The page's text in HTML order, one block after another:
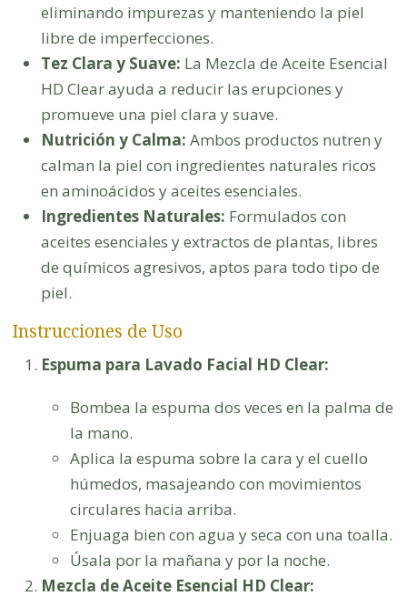
eliminando impurezas y manteniendo la piel
libre de imperfecciones.
Tez Clara y Suave: La Mezcla de Aceite Esencial
HD Clear ayuda a reducir las erupciones y
promueve una piel clara y suave.
Nutrición y Calma: Ambos productos nutren y
calman la piel con ingredientes naturales ricos
en aminoácidos y aceites esenciales.
Ingredientes Naturales: Formulados con
aceites esenciales y extractos de plantas, libres
de químicos agresivos, aptos para todo tipo de
piel.
Instrucciones de Uso
Espuma para Lavado Facial HD Clear:
Bombea la espuma dos veces en la palma de
la mano.
Aplica la espuma sobre la cara y el cuello
húmedos, masajeando con movimientos
circulares hacia arriba.
Enjuaga bien con agua y seca con una toalla.
Úsala por la mañana y por la noche.
Mezcla de Aceite Esencial HD Clear: